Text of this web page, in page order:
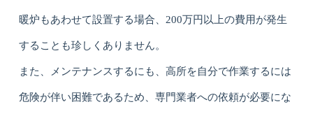
暖炉もあわせて設置する場合、200万円以上の費用が発生
することも珍しくありません。
また、メンテナンスするにも、高所を自分で作業するには
危険が伴い困難であるため、専門業者への依頼が必要にな